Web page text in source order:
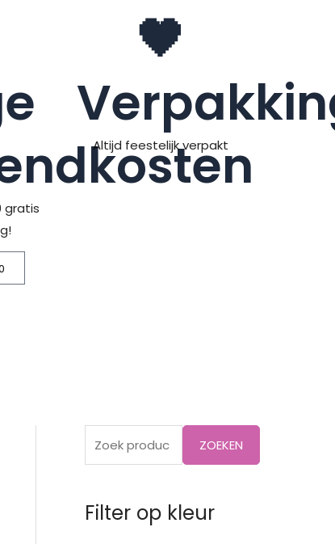
gratis
🖤
Altijd feestelijk verpakt
Winkelwagen
o
k
ZOEKEN
Filter op kleur